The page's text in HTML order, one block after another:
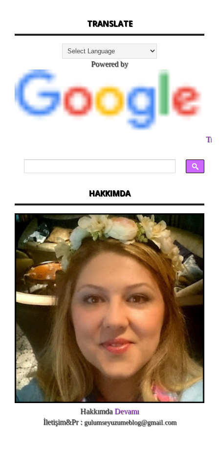
TRANSLATE
Powered by
HAKKIMDA
HakkımdaDevamı
İletişim&Pr : gulumseyuzumeblog@gmail.com